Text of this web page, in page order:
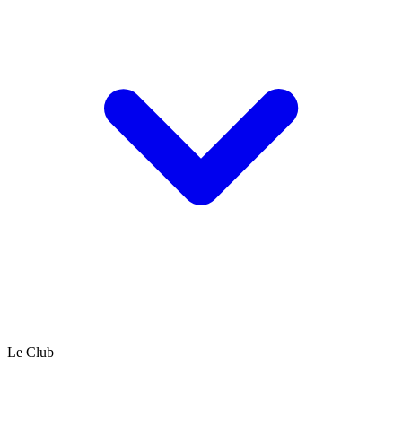
Le Club